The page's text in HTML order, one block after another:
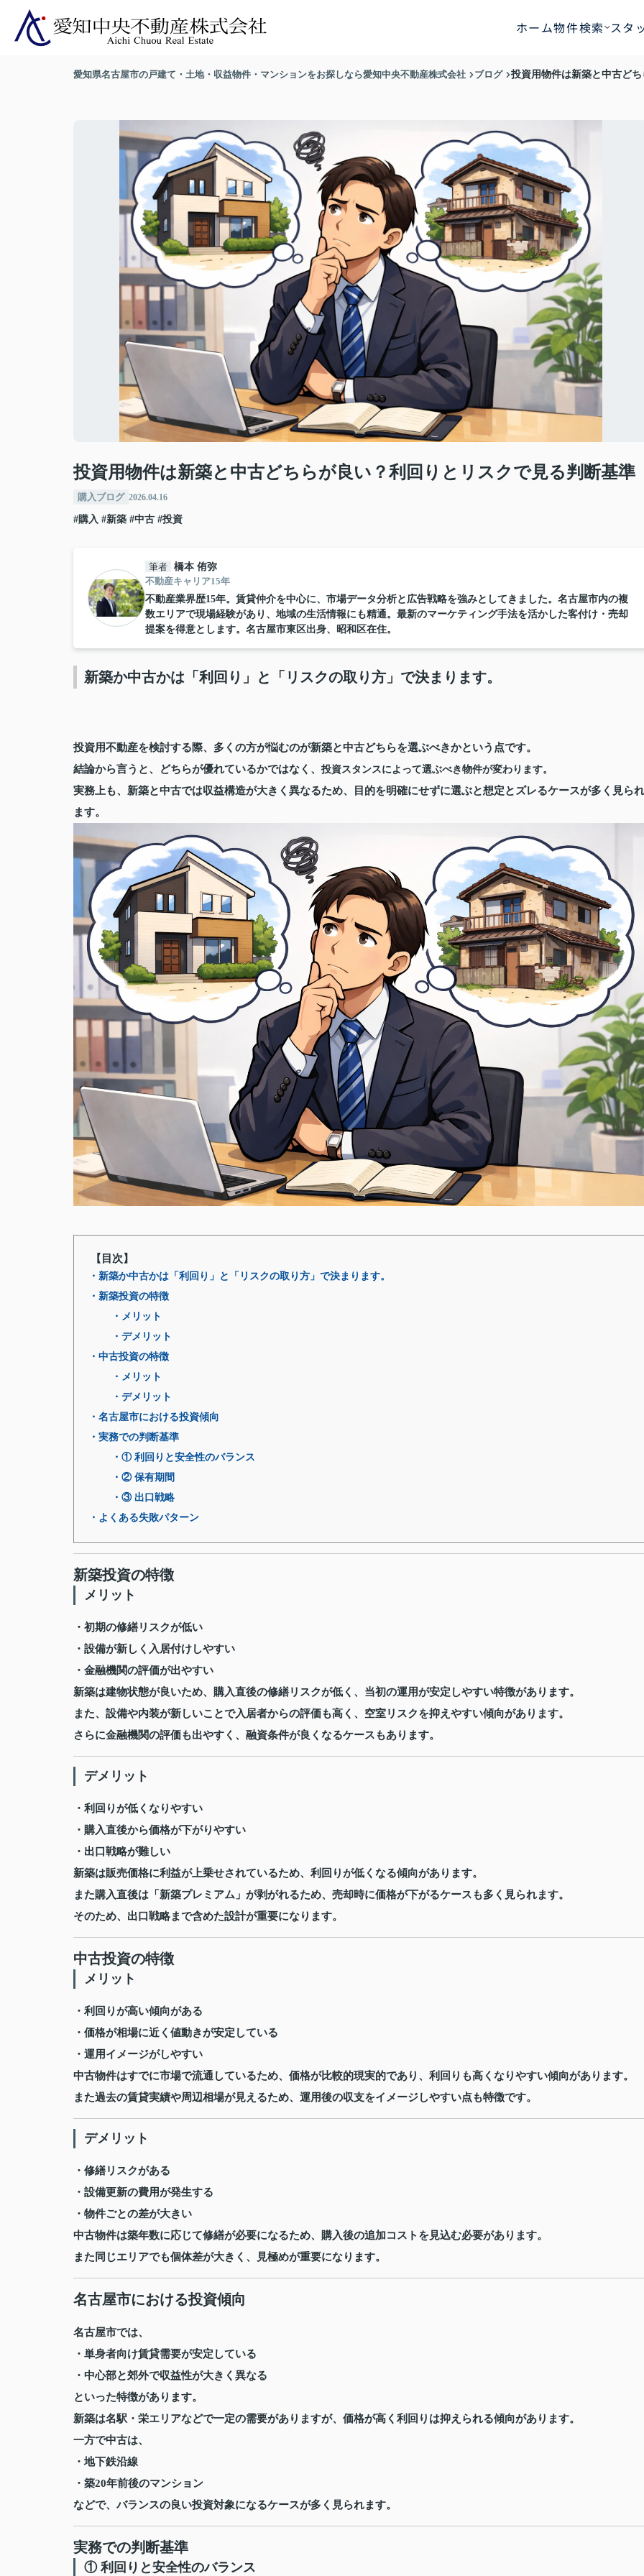
ホーム物件検索 スタ
愛知県名古屋市の戸建て・土地・収益物件・マンションをお探しなら愛知中央不動産株式会社 ブログ 投資用物件は新築と中古ど
投資用物件は新築と中古どちらが良い？利回りとリスクで見る判断基準
購入ブログ 2026.04.16
#購入 #新築 #中古 #投資
筆者 橋本 侑弥
不動産キャリア15年
不動産業界歴15年。賃貸仲介を中心に、市場データ分析と広告戦略を強みとしてきました。名古屋市内の複
数エリアで現場経験があり、地域の生活情報にも精通。最新のマーケティング手法を活かした客付け・売却
提案を得意とします。名古屋市東区出身、昭和区在住。
新築か中古かは「利回り」と「リスクの取り方」で決まります。
投資用不動産を検討する際、多くの方が悩むのが新築と中古どちらを選ぶべきかという点です。
結論から言うと、どちらが優れているかではなく、 投資スタンスによって選ぶべき物件が変わります。
実務上も、新築と中古では収益構造が大きく異なるため、目的を明確にせずに選ぶと想定とズレるケースが多く見られ
ます。
【目次】
・新築か中古かは「利回り」と「リスクの取り方」で決まります。
・新築投資の特徴
・メリット
・デメリット
・中古投資の特徴
・メリット
・デメリット
・名古屋市における投資傾向
・実務での判断基準
・① 利回りと安全性のバランス
・② 保有期間
・③ 出口戦略
・よくある失敗パターン
新築投資の特徴
メリット
・初期の修繕リスクが低い
・設備が新しく入居付けしやすい
・金融機関の評価が出やすい
新築は建物状態が良いため、購入直後の修繕リスクが低く、当初の運用が安定しやすい特徴があります。
また、設備や内装が新しいことで入居者からの評価も高く、空室リスクを抑えやすい傾向があります。
さらに金融機関の評価も出やすく、融資条件が良くなるケースもあります。
デメリット
・利回りが低くなりやすい
・購入直後から価格が下がりやすい
・出口戦略が難しい
新築は販売価格に利益が上乗せされているため、利回りが低くなる傾向があります。
また購入直後は「新築プレミアム」が剥がれるため、売却時に価格が下がるケースも多く見られます。
そのため、出口戦略まで含めた設計が重要になります。
中古投資の特徴
メリット
・利回りが高い傾向がある
・価格が相場に近く値動きが安定している
・運用イメージがしやすい
中古物件はすでに市場で流通しているため、価格が比較的現実的であり、利回りも高くなりやすい傾向があります。
また過去の賃貸実績や周辺相場が見えるため、運用後の収支をイメージしやすい点も特徴です。
デメリット
・修繕リスクがある
・設備更新の費用が発生する
・物件ごとの差が大きい
中古物件は築年数に応じて修繕が必要になるため、購入後の追加コストを見込む必要があります。
また同じエリアでも個体差が大きく、見極めが重要になります。
名古屋市における投資傾向
名古屋市では、
・単身者向け賃貸需要が安定している
・中心部と郊外で収益性が大きく異なる
といった特徴があります。
新築は名駅・栄エリアなどで一定の需要がありますが、価格が高く利回りは抑えられる傾向があります。
一方で中古は、
・地下鉄沿線
・築20年前後のマンション
などで、バランスの良い投資対象になるケースが多く見られます。
実務での判断基準
① 利回りと安全性のバランス